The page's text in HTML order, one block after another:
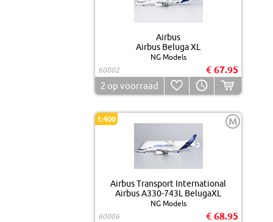
Airbus
Airbus Beluga XL
NG Models
60002
€ 67.95
2 op voorraad
1:400 M
Airbus Transport International
Airbus A330-743L BelugaXL
NG Models
60006
€ 68.95